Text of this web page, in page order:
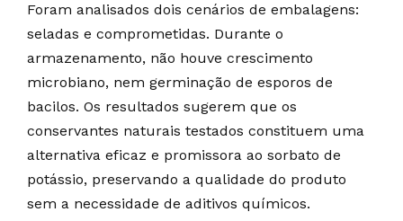
Foram analisados dois cenários de embalagens:
seladas e comprometidas. Durante o
armazenamento, não houve crescimento
microbiano, nem germinação de esporos de
bacilos. Os resultados sugerem que os
conservantes naturais testados constituem uma
alternativa eficaz e promissora ao sorbato de
potássio, preservando a qualidade do produto
sem a necessidade de aditivos químicos.